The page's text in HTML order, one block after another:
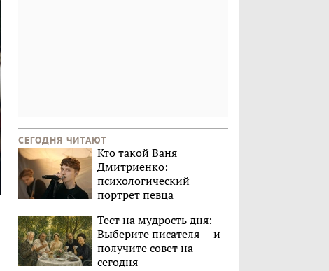
СЕГОДНЯ ЧИТАЮТ
Кто такой Ваня
Дмитриенко:
психологический
портрет певца
Тест на мудрость дня:
Выберите писателя — и
получите совет на
сегодня